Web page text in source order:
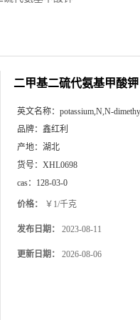
二甲基二硫代氨基甲酸钾
英文名称： potassium,N,N-
品牌： 鑫红利
产地： 湖北
货号： XHL0698
cas： 128-03-0
价格： ￥1/千克
发布日期： 2023-08-11
更新日期： 2026-08-06